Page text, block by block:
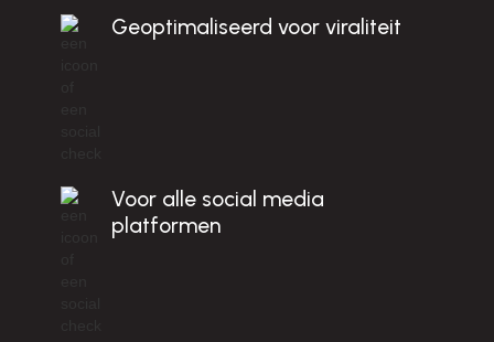
N
!
Geoptimaliseerd voor viraliteit
Voor alle social media
platformen